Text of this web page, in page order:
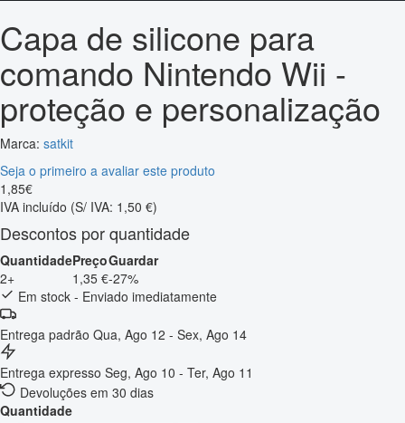
Capa de silicone para
comando Nintendo Wii -
proteção e personalização
Marca: satkit
Seja o primeiro a avaliar este produto
1 ,85€
IVA incluído (S/ IVA: 1,50 €)
Descontos por quantidade
QuantidadePreçoGuardar
2+
1,35 €-27%
Em stock - Enviado imediatamente
Entrega padrão Qua, Ago 12 - Sex, Ago 14
Entrega expresso Seg, Ago 10 - Ter, Ago 11
Devoluções em 30 dias
Quantidade